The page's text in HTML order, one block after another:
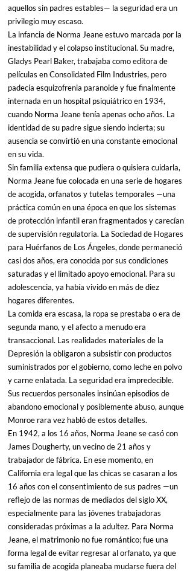
aquellos sin padres estables— la seguridad era un
privilegio muy escaso.
La infancia de Norma Jeane estuvo marcada por la
inestabilidad y el colapso institucional. Su madre,
Gladys Pearl Baker, trabajaba como editora de
películas en Consolidated Film Industries, pero
padecía esquizofrenia paranoide y fue finalmente
internada en un hospital psiquiátrico en 1934,
cuando Norma Jeane tenía apenas ocho años. La
identidad de su padre sigue siendo incierta; su
ausencia se convirtió en una constante emocional
en su vida.
Sin familia extensa que pudiera o quisiera cuidarla,
Norma Jeane fue colocada en una serie de hogares
de acogida, orfanatos y tutelas temporales —una
práctica común en una época en que los sistemas
de protección infantil eran fragmentados y carecían
de supervisión regulatoria. La Sociedad de Hogares
para Huérfanos de Los Ángeles, donde permaneció
casi dos años, era conocida por sus condiciones
saturadas y el limitado apoyo emocional. Para su
adolescencia, ya había vivido en más de diez
hogares diferentes.
La comida era escasa, la ropa se prestaba o era de
segunda mano, y el afecto a menudo era
transaccional. Las realidades materiales de la
Depresión la obligaron a subsistir con productos
suministrados por el gobierno, como leche en polvo
y carne enlatada. La seguridad era impredecible.
Sus recuerdos personales insinúan episodios de
abandono emocional y posiblemente abuso, aunque
Monroe rara vez habló de estos detalles.
En 1942, a los 16 años, Norma Jeane se casó con
James Dougherty, un vecino de 21 años y
trabajador de fábrica. En ese momento, en
California era legal que las chicas se casaran a los
16 años con el consentimiento de sus padres —un
reflejo de las normas de mediados del siglo XX,
especialmente para las jóvenes trabajadoras
consideradas próximas a la adultez. Para Norma
Jeane, el matrimonio no fue romántico; fue una
forma legal de evitar regresar al orfanato, ya que
su familia de acogida planeaba mudarse fuera del